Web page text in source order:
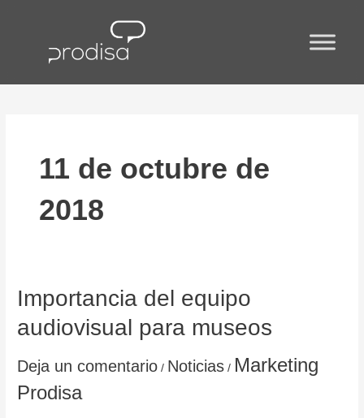
11 de octubre de
2018
Importancia del equipo
audiovisual para museos
Deja un comentario / Noticias / Marketing
Prodisa
Importancia
del
equipo
para
museos